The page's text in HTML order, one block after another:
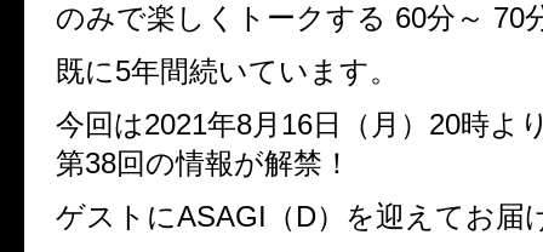
のみで楽しくトークする 60分～ 70
既に5年間続いています。
今回は2021年8月16日（月）20時よ
第38回の情報が解禁！
ゲストにASAGI（D）を迎えてお届